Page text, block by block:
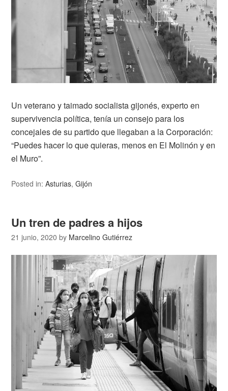
Un veterano y taimado socialista gijonés, experto en
supervivencia política, tenía un consejo para los
concejales de su partido que llegaban a la Corporación:
“Puedes hacer lo que quieras, menos en El Molinón y en
el Muro”.
Posted in:Asturias,Gijón
Un tren de padres a hijos
21 junio, 2020 by Marcelino Gutiérrez